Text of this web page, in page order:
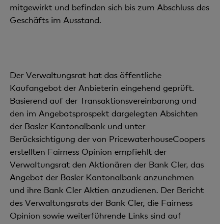
mitgewirkt und befinden sich bis zum Abschluss des
Geschäfts im Ausstand.
Der Verwaltungsrat hat das öffentliche
Kaufangebot der Anbieterin eingehend geprüft.
Basierend auf der Transaktionsvereinbarung und
den im Angebotsprospekt dargelegten Absichten
der Basler Kantonalbank und unter
Berücksichtigung der von PricewaterhouseCoopers
erstellten Fairness Opinion empfiehlt der
Verwaltungsrat den Aktionären der Bank Cler, das
Angebot der Basler Kantonalbank anzunehmen
und ihre Bank Cler Aktien anzudienen. Der Bericht
des Verwaltungsrats der Bank Cler, die Fairness
Opinion sowie weiterführende Links sind auf